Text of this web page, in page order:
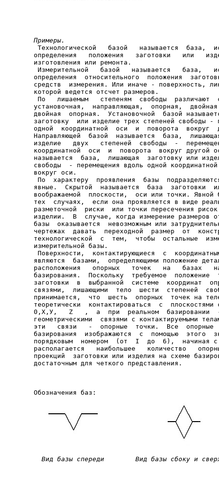
Примеры.
Технологической   базой   называется  база,
определения   положения   заготовки   или
изготовления или ремонта.
Измерительной   базой   называется   база,
определения  относительного  положения
средств  измерения. Или иначе - поверхность,
которой ведется отсчет размеров.
По   лишаемым   степеням  свободы  различают
установочная,  направляющая,  опорная,
двойная  опорная.  Установочной  базой
заготовку  или изделие трех степеней свободы -
одной  координатной  оси  и  поворота  вокруг
Направляющей  базой  называется  база,
изделие   двух   степеней  свободы  -
координатной  оси  и  поворота  вокруг другой
называется  база,  лишающая  заготовку или
свободы  - перемещения вдоль одной
вокруг оси.
По  характеру  проявления  базы
явные.  Скрытой  называется  база  заготовки
воображаемой  плоскости,  оси или точки. Явной
тех  случаях,  если она проявляется в виде
разметочной  риски  или точки пересечения
изделии.  В  случае, когда измерение размеров
базы  оказывается  невозможным или
чертежах  давать  переходной  размер  от
технологической  с  тем,  чтобы  остальные
измерительной базы.
Поверхности,  контактирующиеся  с
являются  базами,  определяющими положение
расположения   опорных   точек   на   базах
базирования.  Поскольку  требуемое  положение
заготовки  в  выбранной  системе  координат
связями,  лишающими  тело  шести  степеней
принимается,  что  шесть  опорных  точек на
теоретически  контактироваться  с  плоскостями
0,Х,У,   Z   ,  а  при  реальном  базировании  -
геометрическими  связями с контактируемыми
эти   связи   -  опорные  точки.  Все  опорные
базирования  изображаются  с  помощью  этого
порядковым  номером  (от  I  до  6),  начиная с
располагается   наибольшее   количество
проекций  заготовки или изделия на схеме
Вид базы спереди        Вид базы сбоку и